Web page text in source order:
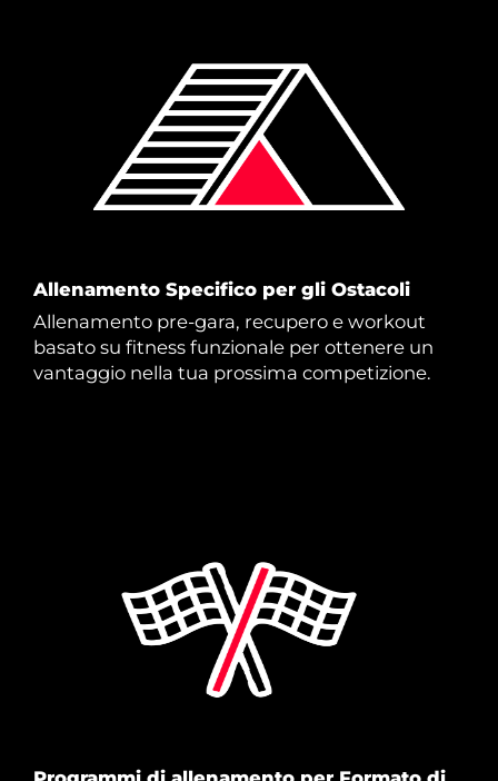
Allenamento Specifico per gli Ostacoli
Allenamento pre-gara, recupero e workout
basato su fitness funzionale per ottenere un
vantaggio nella tua prossima competizione.